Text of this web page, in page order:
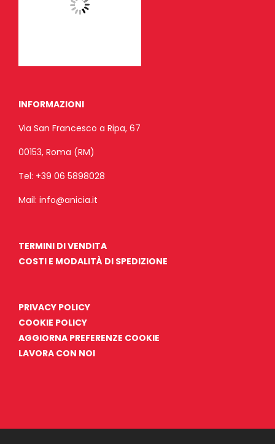
INFORMAZIONI
Via San Francesco a Ripa, 67
00153, Roma (RM)
Tel: +39 06 5898028
Mail: info@anicia.it
TERMINI DI VENDITA
COSTI E MODALITÀ DI SPEDIZIONE
PRIVACY POLICY
COOKIE POLICY
AGGIORNA PREFERENZE COOKIE
LAVORA CON NOI